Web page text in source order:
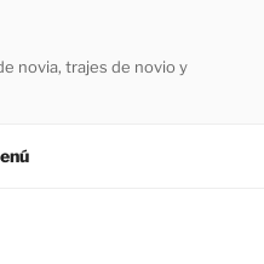
novia, trajes de novio y